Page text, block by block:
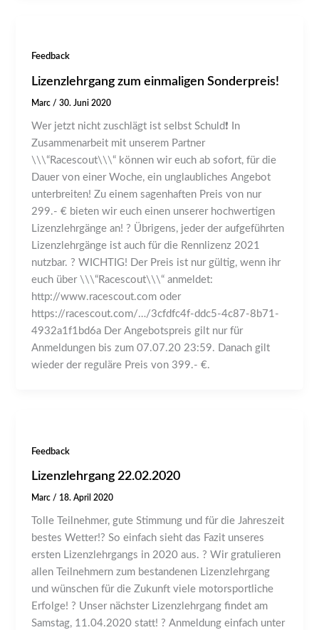
Feedback
Lizenzlehrgang zum einmaligen Sonderpreis!
Marc /30. Juni 2020
Wer jetzt nicht zuschlägt ist selbst Schuld❗️ In
Zusammenarbeit mit unserem Partner
\\\“Racescout\\\“ können wir euch ab sofort, für die
Dauer von einer Woche, ein unglaubliches Angebot
unterbreiten! Zu einem sagenhaften Preis von nur
299.- € bieten wir euch einen unserer hochwertigen
Lizenzlehrgänge an! ? Übrigens, jeder der aufgeführten
Lizenzlehrgänge ist auch für die Rennlizenz 2021
nutzbar. ? WICHTIG! Der Preis ist nur gültig, wenn ihr
euch über \\\“Racescout\\\“ anmeldet:
http://www.racescout.com oder
https://racescout.com/…/3cfdfc4f-ddc5-4c87-8b71-
4932a1f1bd6a Der Angebotspreis gilt nur für
Anmeldungen bis zum 07.07.20 23:59. Danach gilt
wieder der reguläre Preis von 399.- €.
Feedback
Lizenzlehrgang 22.02.2020
Marc/ 18. April 2020
Tolle Teilnehmer, gute Stimmung und für die Jahreszeit
bestes Wetter!? So einfach sieht das Fazit unseres
ersten Lizenzlehrgangs in 2020 aus. ? Wir gratulieren
allen Teilnehmern zum bestandenen Lizenzlehrgang
und wünschen für die Zukunft viele motorsportliche
Erfolge! ? Unser nächster Lizenzlehrgang findet am
Samstag, 11.04.2020 statt! ? Anmeldung einfach unter